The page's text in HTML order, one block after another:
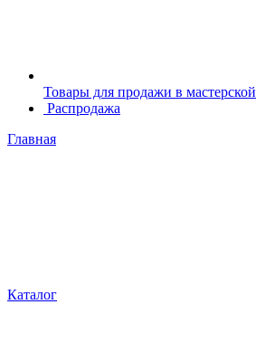
Товары для продажи в мастерской
Распродажа
Главная
Каталог